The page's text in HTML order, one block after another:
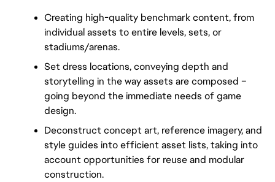
Creating high-quality benchmark content, from
individual assets to entire levels, sets, or
stadiums/arenas.
Set dress locations, conveying depth and
storytelling in the way assets are composed –
going beyond the immediate needs of game
design.
Deconstruct concept art, reference imagery, and
style guides into efficient asset lists, taking into
account opportunities for reuse and modular
construction.